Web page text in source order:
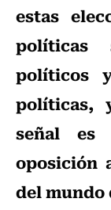
estas
políticas
políticos
políticas,
señal
oposición
del mundo